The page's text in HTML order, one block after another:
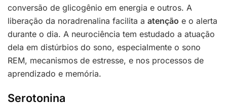
conversão de glicogênio em energia e outros. A
liberação da noradrenalina facilita a atenção e o alerta
durante o dia. A neurociência tem estudado a atuação
dela em distúrbios do sono, especialmente o sono
REM, mecanismos de estresse, e nos processos de
aprendizado e memória.
Serotonina